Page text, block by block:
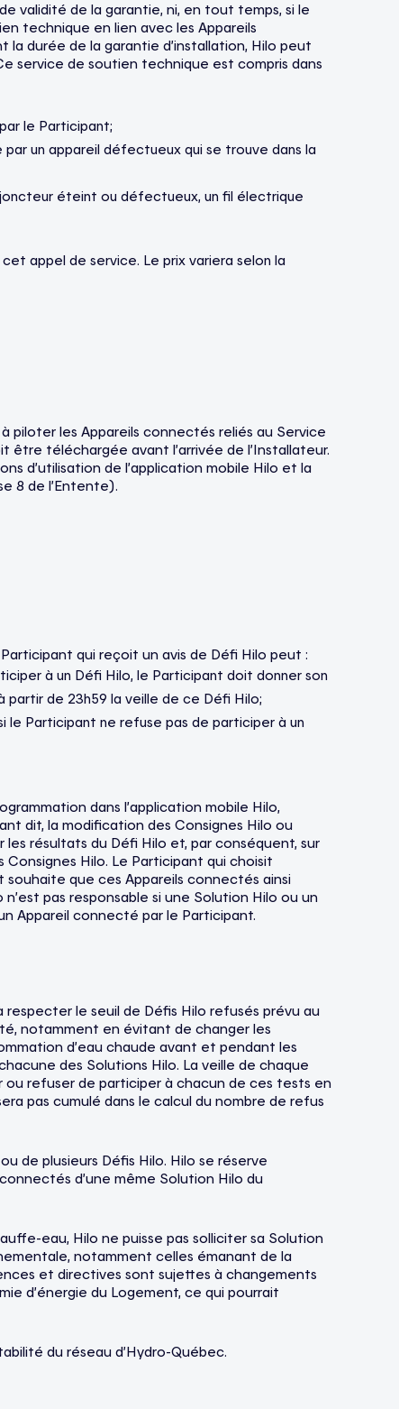
validité de la garantie, ni, en tout temps, si le
technique en lien avec les Appareils
durée de la garantie d’installation, Hilo peut
service de soutien technique est compris dans
le Participant;
un appareil défectueux qui se trouve dans la
éteint ou défectueux, un fil électrique
appel de service. Le prix variera selon la
piloter les Appareils connectés reliés au Service
être téléchargée avant l’arrivée de l’Installateur.
d’utilisation de l’application mobile Hilo et la
8 de l’Entente).
qui reçoit un avis de Défi Hilo peut :
à un Défi Hilo, le Participant doit donner son
partir de 23h59 la veille de ce Défi Hilo;
le Participant ne refuse pas de participer à un
dans l’application mobile Hilo,
dit, la modification des Consignes Hilo ou
les résultats du Défi Hilo et, par conséquent, sur
Hilo. Le Participant qui choisit
souhaite que ces Appareils connectés ainsi
pas responsable si une Solution Hilo ou un
Appareil connecté par le Participant.
respecter le seuil de Défis Hilo refusés prévu au
notamment en évitant de changer les
d’eau chaude avant et pendant les
des Solutions Hilo. La veille de chaque
refuser de participer à chacun de ces tests en
pas cumulé dans le calcul du nombre de refus
de plusieurs Défis Hilo. Hilo se réserve
d’une même Solution Hilo du
eau, Hilo ne puisse pas solliciter sa Solution
notamment celles émanant de la
et directives sont sujettes à changements
d’énergie du Logement, ce qui pourrait
du réseau d’Hydro-Québec.